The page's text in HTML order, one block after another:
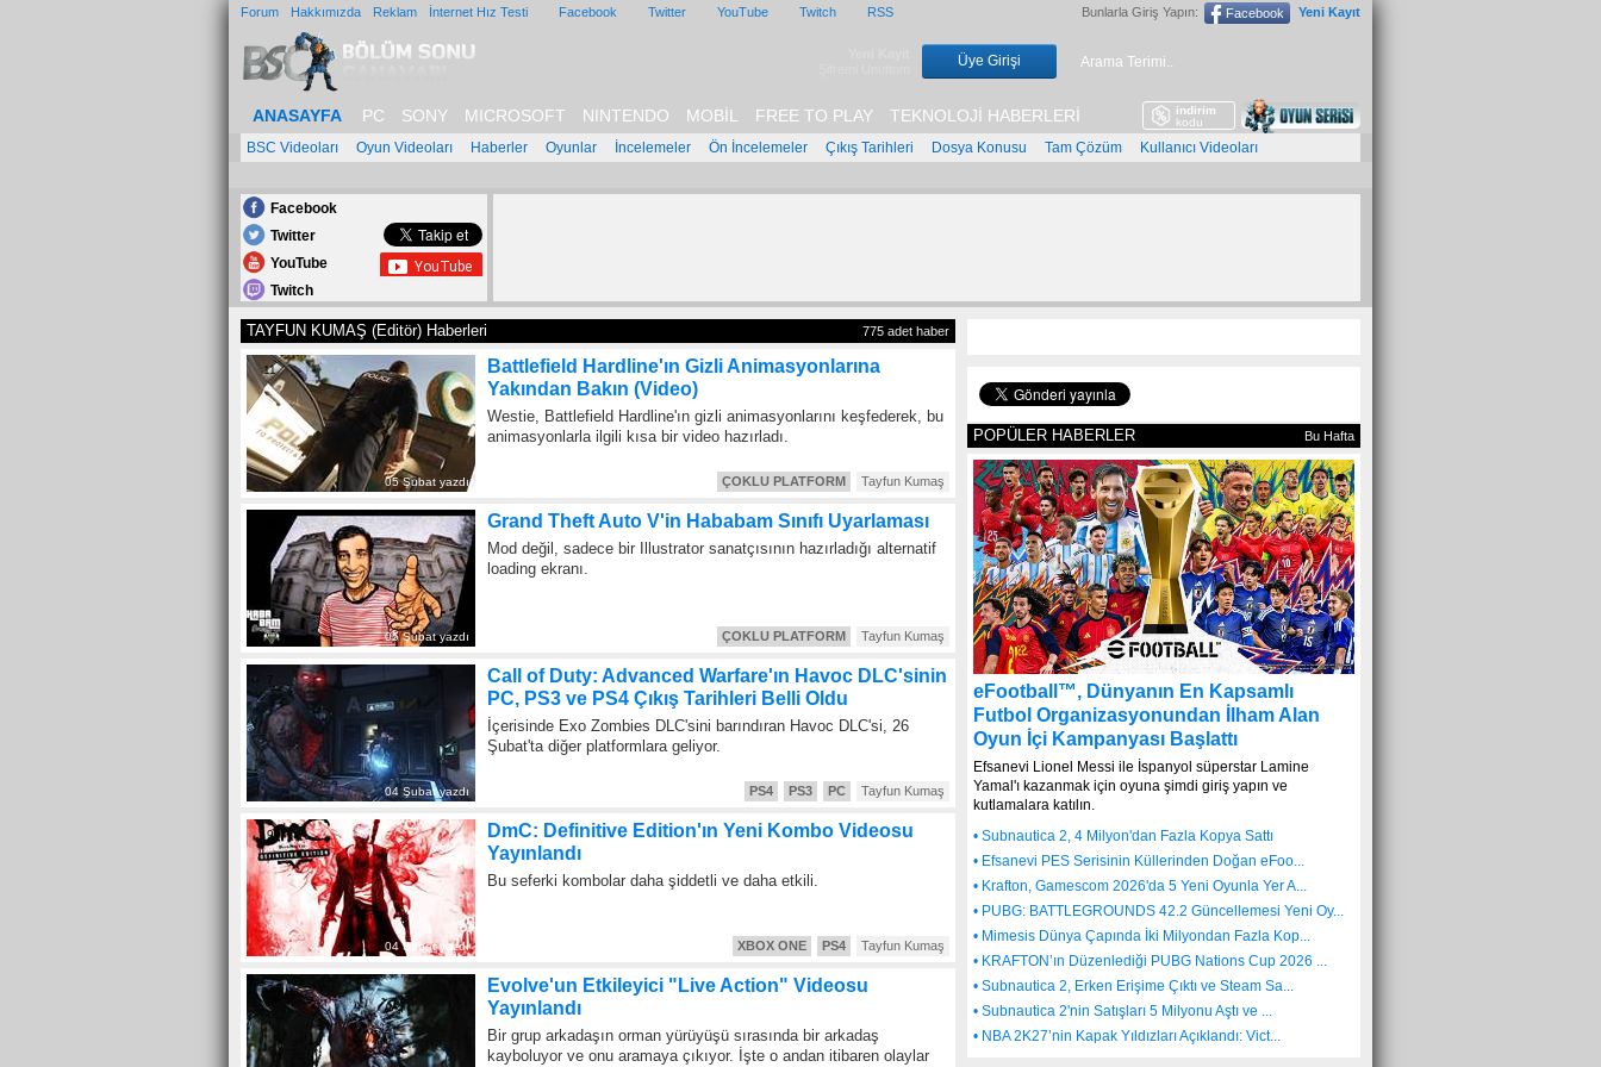
Forum Hakkımızda Reklam İnternet Hız Testi Facebook Twitter YouTube Twitch RSS Bunlarla Giriş Yapın: Facebook Yeni Kayıt
Üye Girişi
ANASAYFA PC SONY MICROSOFT NINTENDO MOBİL FREE TO PLAY TEKNOLOJİ HABERLERİ
indirim
kodu
BSC Videoları Oyun Videoları Haberler Oyunlar İncelemeler Ön İncelemeler Çıkış Tarihleri Dosya Konusu Tam Çözüm Kullanıcı Videoları
Facebook
Twitter
YouTube
Twitch
TAYFUN KUMAŞ (Editör) Haberleri 775 adet haber
11
05 Şubat yazdı
Battlefield Hardline'ın Gizli Animasyonlarına
Yakından Bakın (Video)
Westie, Battlefield Hardline'ın gizli animasyonlarını keşfederek, bu
animasyonlarla ilgili kısa bir video hazırladı.
Tayfun Kumaş
ÇOKLU PLATFORM
05 Şubat yazdı
Grand Theft Auto V'in Hababam Sınıfı Uyarlaması
Mod değil, sadece bir Illustrator sanatçısının hazırladığı alternatif
loading ekranı.
Tayfun Kumaş
ÇOKLU PLATFORM
7
04 Şubat yazdı
Call of Duty: Advanced Warfare'ın Havoc DLC'sinin
PC, PS3 ve PS4 Çıkış Tarihleri Belli Oldu
İçerisinde Exo Zombies DLC'sini barındıran Havoc DLC'si, 26
Şubat'ta diğer platformlara geliyor.
Tayfun Kumaş
PC
PS3
PS4
9
04 Şubat yazdı
DmC: Definitive Edition'ın Yeni Kombo Videosu
Yayınlandı
Bu seferki kombolar daha şiddetli ve daha etkili.
Tayfun Kumaş
PS4
XBOX ONE
3
Evolve'un Etkileyici "Live Action" Videosu
Yayınlandı
Bir grup arkadaşın orman yürüyüşü sırasında bir arkadaş
kayboluyor ve onu aramaya çıkıyor. İşte o andan itibaren olaylar
POPÜLER HABERLER Bu Hafta
1
eFootball™, Dünyanın En Kapsamlı
Futbol Organizasyonundan İlham Alan
Oyun İçi Kampanyası Başlattı
Efsanevi Lionel Messi ile İspanyol süperstar Lamine
Yamal'ı kazanmak için oyuna şimdi giriş yapın ve
kutlamalara katılın.
• Subnautica 2, 4 Milyon'dan Fazla Kopya Sattı
• Efsanevi PES Serisinin Küllerinden Doğan eFoo...
• Krafton, Gamescom 2026'da 5 Yeni Oyunla Yer A...
• PUBG: BATTLEGROUNDS 42.2 Güncellemesi Yeni Oy...
• Mimesis Dünya Çapında İki Milyondan Fazla Kop...
• KRAFTON’ın Düzenlediği PUBG Nations Cup 2026 ...
• Subnautica 2, Erken Erişime Çıktı ve Steam Sa...
• Subnautica 2'nin Satışları 5 Milyonu Aştı ve ...
• NBA 2K27’nin Kapak Yıldızları Açıklandı: Vict...